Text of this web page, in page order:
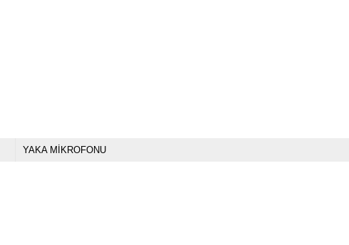
YAKA MİKROFONU